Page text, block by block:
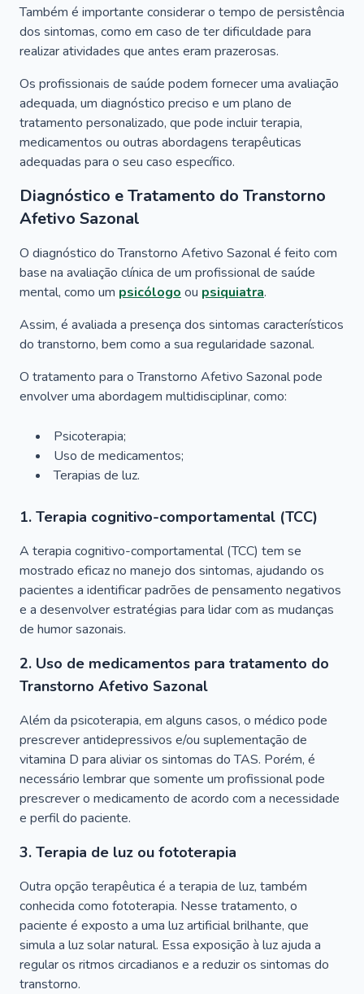
Também é importante considerar o tempo de persistência
dos sintomas, como em caso de ter dificuldade para
realizar atividades que antes eram prazerosas.
Os profissionais de saúde podem fornecer uma avaliação
adequada, um diagnóstico preciso e um plano de
tratamento personalizado, que pode incluir terapia,
medicamentos ou outras abordagens terapêuticas
adequadas para o seu caso específico.
Diagnóstico e Tratamento do Transtorno
Afetivo Sazonal
O diagnóstico do Transtorno Afetivo Sazonal é feito com
base na avaliação clínica de um profissional de saúde
mental, como um psicólogoou psiquiatra.
Assim, é avaliada a presença dos sintomas característicos
do transtorno, bem como a sua regularidade sazonal.
O tratamento para o Transtorno Afetivo Sazonal pode
envolver uma abordagem multidisciplinar, como:
Psicoterapia;
Uso de medicamentos;
Terapias de luz.
1. Terapia cognitivo-comportamental (TCC)
A terapia cognitivo-comportamental (TCC) tem se
mostrado eficaz no manejo dos sintomas, ajudando os
pacientes a identificar padrões de pensamento negativos
e a desenvolver estratégias para lidar com as mudanças
de humor sazonais.
2. Uso de medicamentos para tratamento do
Transtorno Afetivo Sazonal
Além da psicoterapia, em alguns casos, o médico pode
prescrever antidepressivos e/ou suplementação de
vitamina D para aliviar os sintomas do TAS. Porém, é
necessário lembrar que somente um profissional pode
prescrever o medicamento de acordo com a necessidade
e perfil do paciente.
3. Terapia de luz ou fototerapia
Outra opção terapêutica é a terapia de luz, também
conhecida como fototerapia. Nesse tratamento, o
paciente é exposto a uma luz artificial brilhante, que
simula a luz solar natural. Essa exposição à luz ajuda a
regular os ritmos circadianos e a reduzir os sintomas do
transtorno.